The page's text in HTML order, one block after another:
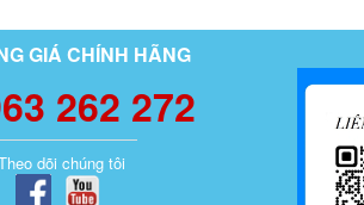
GIÁ CHÍNH HÃNG
262 272
dõi chúng tôi